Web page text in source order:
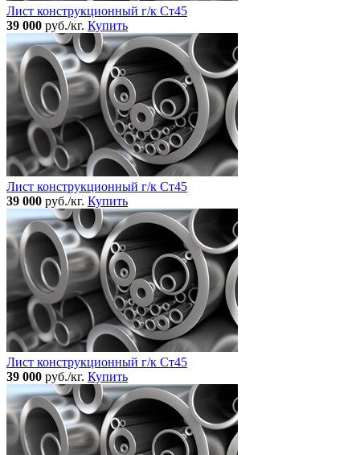
Лист конструкционный г/к Ст45
39 000 руб./кг. Купить
Лист конструкционный г/к Ст45
39 000 руб./кг. Купить
Лист конструкционный г/к Ст45
39 000 руб./кг. Купить